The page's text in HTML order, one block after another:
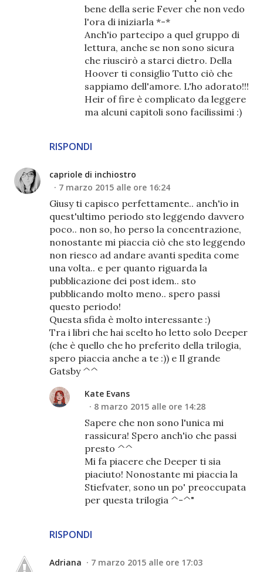
RISPONDI
bene della serie Fever che non vedo
l'ora di iniziarla *-*
Anch'io partecipo a quel gruppo di
lettura, anche se non sono sicura
che riuscirò a starci dietro. Della
Hoover ti consiglio Tutto ciò che
sappiamo dell'amore. L'ho adorato!!!
Heir of fire è complicato da leggere
ma alcuni capitoli sono facilissimi :)
capriole di inchiostro
7 marzo 2015 alle ore 16:24
Giusy ti capisco perfettamente.. anch'io in
quest'ultimo periodo sto leggendo davvero
poco.. non so, ho perso la concentrazione,
nonostante mi piaccia ciò che sto leggendo
non riesco ad andare avanti spedita come
una volta.. e per quanto riguarda la
pubblicazione dei post idem.. sto
pubblicando molto meno.. spero passi
questo periodo!
Questa sfida è molto interessante :)
Tra i libri che hai scelto ho letto solo Deeper
(che è quello che ho preferito della trilogia,
spero piaccia anche a te :)) e Il grande
Gatsby ^^
RISPONDI
Kate Evans
8 marzo 2015 alle ore 14:28
Sapere che non sono l'unica mi
rassicura! Spero anch'io che passi
presto ^^
Mi fa piacere che Deeper ti sia
piaciuto! Nonostante mi piaccia la
Stiefvater, sono un po' preoccupata
per questa trilogia ^-^"
Adriana 7 marzo 2015 alle ore 17:03